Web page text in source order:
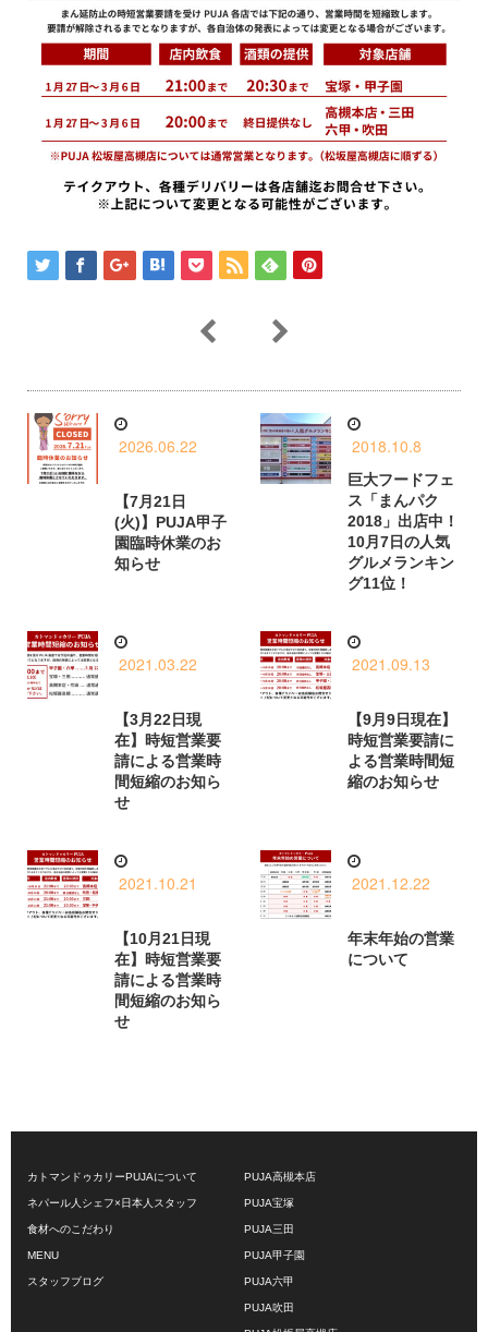
2026.06.22
【7月21日
(火)】PUJA甲子
園臨時休業のお
知らせ
2018.10.8
巨大フードフェ
ス「まんパク
2018」出店中！
10月7日の人気
グルメランキン
グ11位！
2021.03.22
【3月22日現
在】時短営業要
請による営業時
間短縮のお知ら
せ
2021.09.13
【9月9日現在】
時短営業要請に
よる営業時間短
縮のお知らせ
2021.10.21
【10月21日現
在】時短営業要
請による営業時
間短縮のお知ら
せ
2021.12.22
年末年始の営業
について
カトマンドゥカリーPUJAについて
ネパール人シェフ×日本人スタッフ
食材へのこだわり
MENU
スタッフブログ
PUJA高槻本店
PUJA宝塚
PUJA三田
PUJA甲子園
PUJA六甲
PUJA吹田